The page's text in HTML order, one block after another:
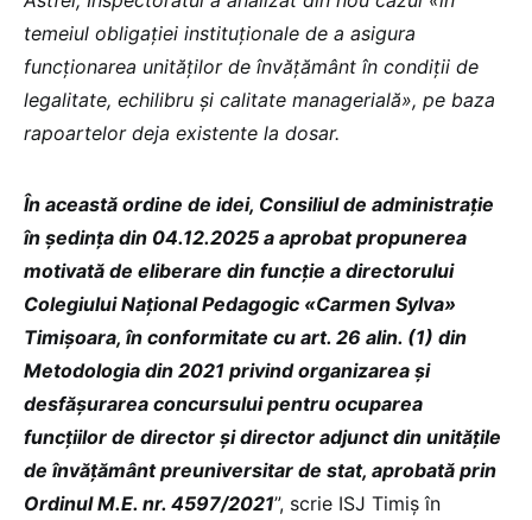
temeiul obligației instituționale de a asigura
funcționarea unităților de învățământ în condiții de
legalitate, echilibru și calitate managerială», pe baza
rapoartelor deja existente la dosar.
În această ordine de idei, Consiliul de administrație
în ședința din 04.12.2025 a aprobat propunerea
motivată de eliberare din funcție a directorului
Colegiului Național Pedagogic «Carmen Sylva»
Timișoara, în conformitate cu art. 26 alin. (1) din
Metodologia din 2021 privind organizarea și
desfășurarea concursului pentru ocuparea
funcțiilor de director și director adjunct din unitățile
de învățământ preuniversitar de stat, aprobată prin
Ordinul M.E. nr. 4597/2021”, scrie ISJ Timiș în